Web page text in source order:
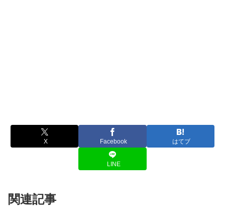
X Facebook はてブ
LINE
関連記事